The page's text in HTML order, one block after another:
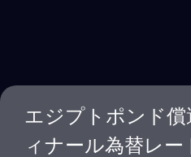
エジプトポンド
ィナール為替レー